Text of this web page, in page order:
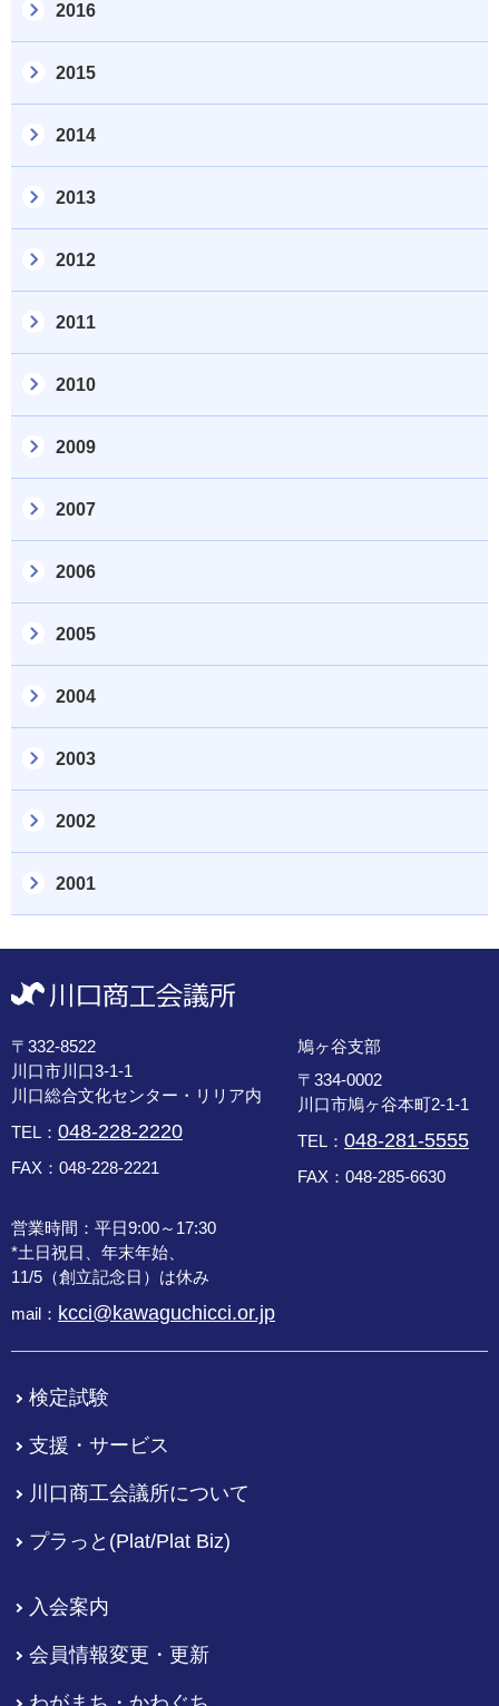
2016
2015
2014
2013
2012
2011
2010
2009
2007
2006
2005
2004
2003
2002
2001
〒332-8522
川口市川口3-1-1
川口総合文化センター・リリア内
TEL： 048-228-2220
FAX：048-228-2221
鳩ヶ谷支部
〒334-0002
川口市鳩ヶ谷本町2-1-1
TEL： 048-281-5555
FAX：048-285-6630
営業時間：平日9:00～17:30
*土日祝日、年末年始、
11/5（創立記念日）は休み
mail： kcci@kawaguchicci.or.jp
検定試験
支援・サービス
川口商工会議所について
プラっと(Plat/Plat Biz)
入会案内
会員情報変更・更新